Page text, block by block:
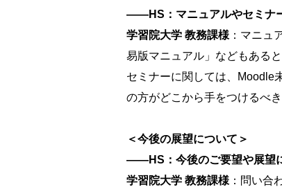
――HS：マニュアルやセミナ
学習院大学 教務課様 ：マニュ
易版マニュアル」などもある
セミナーに関しては、Moodle
の方がどこから手をつけるべ
＜今後の展望について＞
――HS：今後のご要望や展望
学習院大学 教務課様 ：問い合